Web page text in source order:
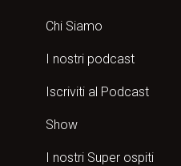
Chi Siamo
I nostri podcast
Iscriviti al Podcast
Show
I nostri Super ospiti